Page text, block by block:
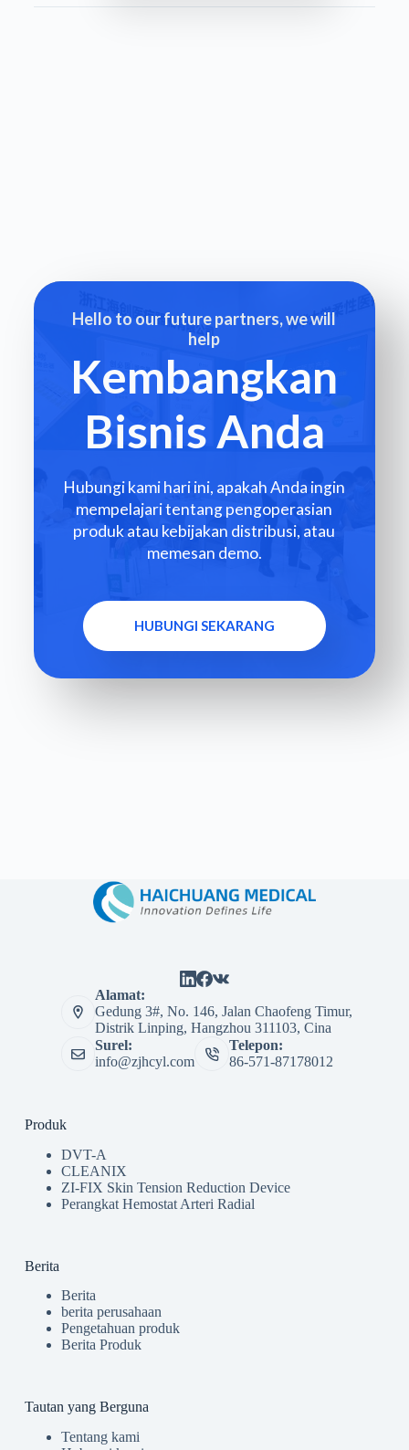
Hello to our future partners, we will
help
Kembangkan
Bisnis Anda
Hubungi kami hari ini, apakah Anda ingin
mempelajari tentang pengoperasian
produk atau kebijakan distribusi, atau
memesan demo.
HUBUNGI SEKARANG
Alamat:
Gedung 3#, No. 146, Jalan Chaofeng Timur,
Distrik Linping, Hangzhou 311103, Cina
Surel:
info@zjhcyl.com
Telepon:
86-571-87178012
Produk
DVT-A
CLEANIX
ZI-FIX Skin Tension Reduction Device
Perangkat Hemostat Arteri Radial
Berita
Berita
berita perusahaan
Pengetahuan produk
Berita Produk
Tautan yang Berguna
Tentang kami